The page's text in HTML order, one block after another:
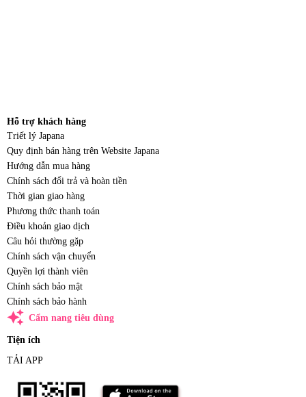
Hỗ trợ khách hàng
Triết lý Japana
Quy định bán hàng trên Website Japana
Hướng dẫn mua hàng
Chính sách đổi trả và hoàn tiền
Thời gian giao hàng
Phương thức thanh toán
Điều khoản giao dịch
Câu hỏi thường gặp
Chính sách vận chuyển
Quyền lợi thành viên
Chính sách bảo mật
Chính sách bảo hành
auto_awesome Cẩm nang tiêu dùng
Tiện ích
TẢI APP